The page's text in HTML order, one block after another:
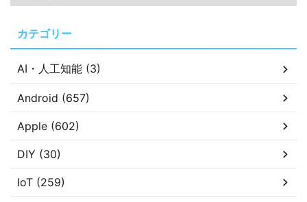
カテゴリー
AI・人工知能 (3)
Android (657)
Apple (602)
DIY (30)
IoT (259)